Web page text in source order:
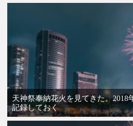
天神祭奉納花火を見てきた。2018
記録しておく